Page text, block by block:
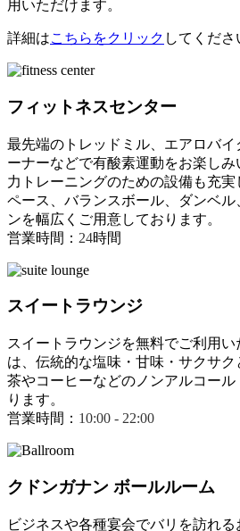
用いただけます。
詳細はこちらをクリック してくださ
フィットネスセンター
最先端のトレッドミル、エアロバ
ーナーなどで有酸素運動をお楽し
力トレーニングのための設備も充
ペース、バランスボール、ダンベ
ンを幅広くご用意しております。
営業時間： 24時間
スイートラウンジ
スイートラウンジを無料でご利用
は、伝統的な塩味・甘味・サクサ
茶やコーヒーなどのノンアルコー
ります。
営業時間： 10:00 - 22:00
クドンガナン ボールルーム
ビジネスや各種宴会でバリを訪れ